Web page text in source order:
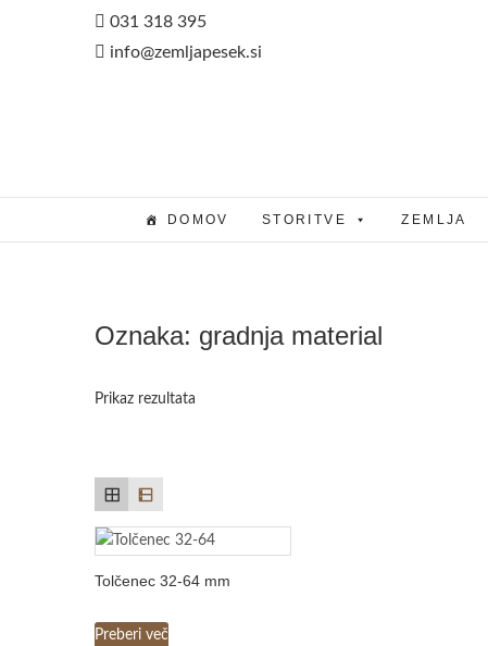
031 318 395
info@zemljapesek.si
DOMOV STORITVE ZEMLJA
Oznaka: gradnja material
Prikaz rezultata
Tolčenec 32-64 mm
Preberi več